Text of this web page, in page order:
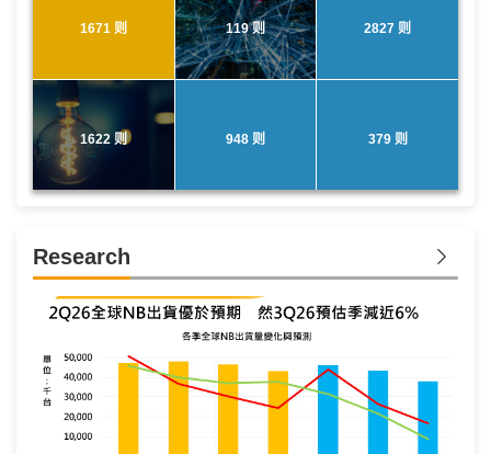
1671 则 119 则 2827 则
1622 则 948 则 379 则
Research